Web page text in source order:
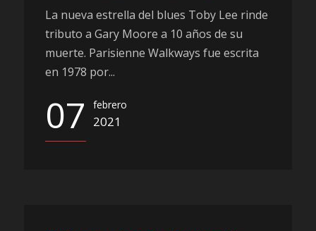
La nueva estrella del blues Toby Lee rinde
tributo a Gary Moore a 10 años de su
muerte. Parisienne Walkways fue escrita
en 1978 por...
07 febrero
2021